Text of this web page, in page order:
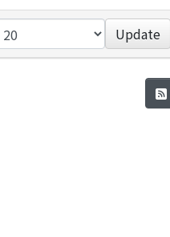
Update